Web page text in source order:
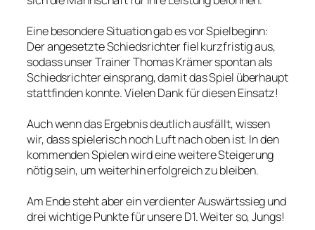
Eine besondere Situation gab es vor Spielbeginn:
Der angesetzte Schiedsrichter fiel kurzfristig aus,
sodass unser Trainer Thomas Krämer spontan als
Schiedsrichter einsprang, damit das Spiel überhaupt
stattfinden konnte. Vielen Dank für diesen Einsatz!
Auch wenn das Ergebnis deutlich ausfällt, wissen
wir, dass spielerisch noch Luft nach oben ist. In den
kommenden Spielen wird eine weitere Steigerung
nötig sein, um weiterhin erfolgreich zu bleiben.
Am Ende steht aber ein verdienter Auswärtssieg und
drei wichtige Punkte für unsere D1. Weiter so, Jungs!